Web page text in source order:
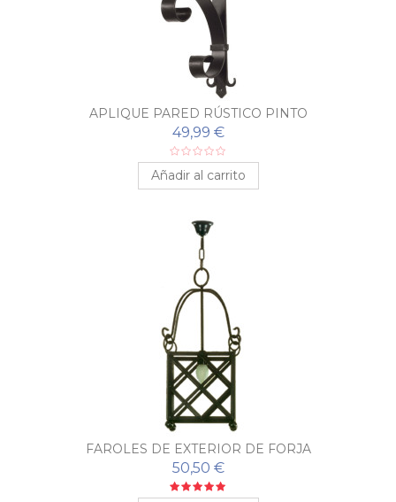
APLIQUE PARED RÚSTICO PINTO
49,99 €
Añadir al carrito
FAROLES DE EXTERIOR DE FORJA
50,50 €